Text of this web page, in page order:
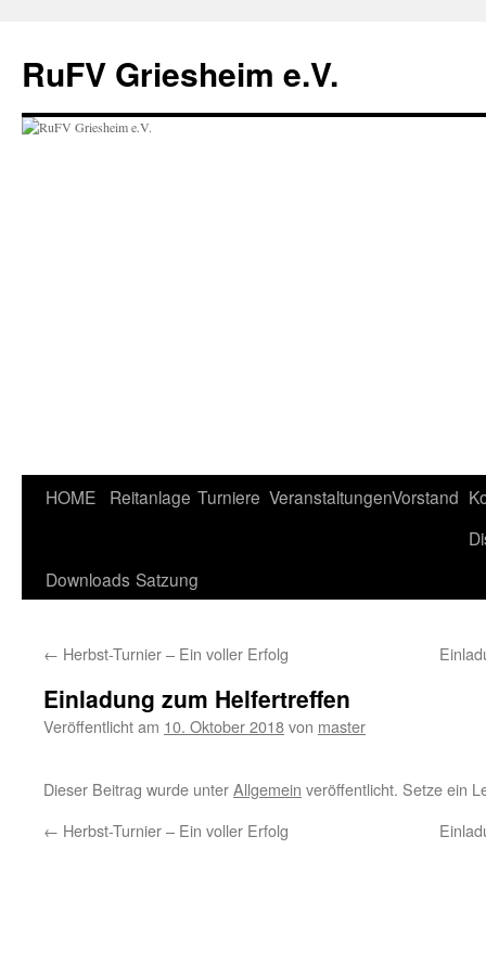
springen
RuFV Griesheim e.V.
HOME Reitanlage Turniere VeranstaltungenVorstand
Downloads Satzung
← Herbst-Turnier – Ein voller Erfolg
Einladung zum Helfertreffen
Veröffentlicht am 10. Oktober 2018von master
Dieser Beitrag wurde unterAllgemein veröffentlicht. Setze ein
← Herbst-Turnier – Ein voller Erfolg